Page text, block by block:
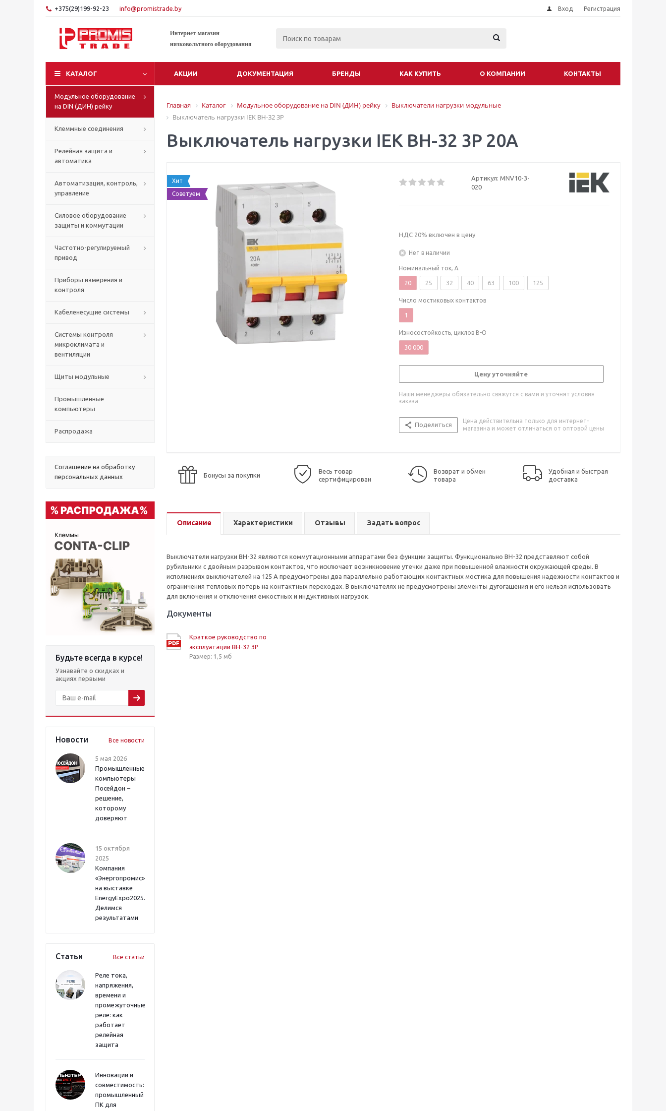
+375(29)199-92-23 info@promistrade.by Вход Регистрация
Интернет-магазин
низковольтного оборудования
КАТАЛОГ АКЦИИ ДОКУМЕНТАЦИЯ БРЕНДЫ КАК КУПИТЬ О КОМПАНИИ КОНТАКТЫ
Модульное оборудование
на DIN (ДИН) рейку
Клеммные соединения
Релейная защита и
автоматика
Автоматизация, контроль,
управление
Силовое оборудование
защиты и коммутации
Частотно-регулируемый
привод
Приборы измерения и
контроля
Кабеленесущие системы
Системы контроля
микроклимата и
вентиляции
Щиты модульные
Промышленные
компьютеры
Распродажа
Соглашение на обработку
персональных данных
Будьте всегда в курсе!
Узнавайте о скидках и
акциях первыми
Новости Все новости
5 мая 2026
Промышленные
компьютеры
Посейдон –
решение,
которому
доверяют
15 октября
2025
Компания
«Энергопромис»
на выставке
EnergyExpo2025.
Делимся
результатами
Статьи Все статьи
Реле тока,
напряжения,
времени и
промежуточные
реле: как
работает
релейная
защита
Инновации и
совместимость:
промышленный
ПК для
Главная Каталог Модульное оборудование на DIN (ДИН) рейку
Выключатели нагрузки модульные
Выключатель нагрузки IEK ВН-32 3P
Выключатель нагрузки IEK ВН-32 3P 20A
Хит
Советуем
Артикул: MNV10-3-
020
НДС 20% включен в цену
Нет в наличии
Номинальный ток, А
20 25 32 40 63 100 125
Число мостиковых контактов
1
Износостойкость, циклов В-О
30 000
Цену уточняйте
Наши менеджеры обязательно свяжутся с вами и уточнят условия
заказа
Поделиться
Цена действительна только для интернет-
магазина и может отличаться от оптовой цены
Бонусы за покупки
Весь товар
сертифицирован
Возврат и обмен
товара
Удобная и быстрая
доставка
Описание Характеристики Отзывы Задать вопрос
Выключатели нагрузки ВН-32 являются коммутационными аппаратами без функции защиты. Функционально ВН-32 представляют собой
рубильники с двойным разрывом контактов, что исключает возникновение утечки даже при повышенной влажности окружающей среды. В
исполнениях выключателей на 125 А предусмотрены два параллельно работающих контактных мостика для повышения надежности контактов и
ограничения тепловых потерь на контактных переходах. В выключателях не предусмотрены элементы дугогашения и его нельзя использовать
для включения и отключения емкостных и индуктивных нагрузок.
Документы
Краткое руководство по
эксплуатации ВН-32 3Р
Размер: 1,5 мб